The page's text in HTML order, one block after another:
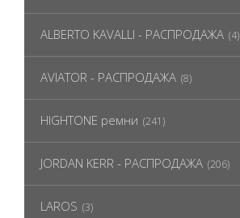
ALBERTO KAVALLI - РАСПРОДАЖА (4)
AVIATOR - РАСПРОДАЖА (8)
HIGHTONE ремни (241)
JORDAN KERR - РАСПРОДАЖА (206)
LAROS (3)